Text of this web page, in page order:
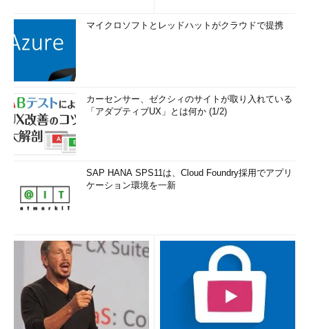
マイクロソフトとレッドハットがクラウドで提携
カーセンサー、ゼクシィのサイトが取り入れている
「アダプティブUX」とは何か (1/2)
SAP HANA SPS11は、Cloud Foundry採用でアプリ
ケーション環境を一新